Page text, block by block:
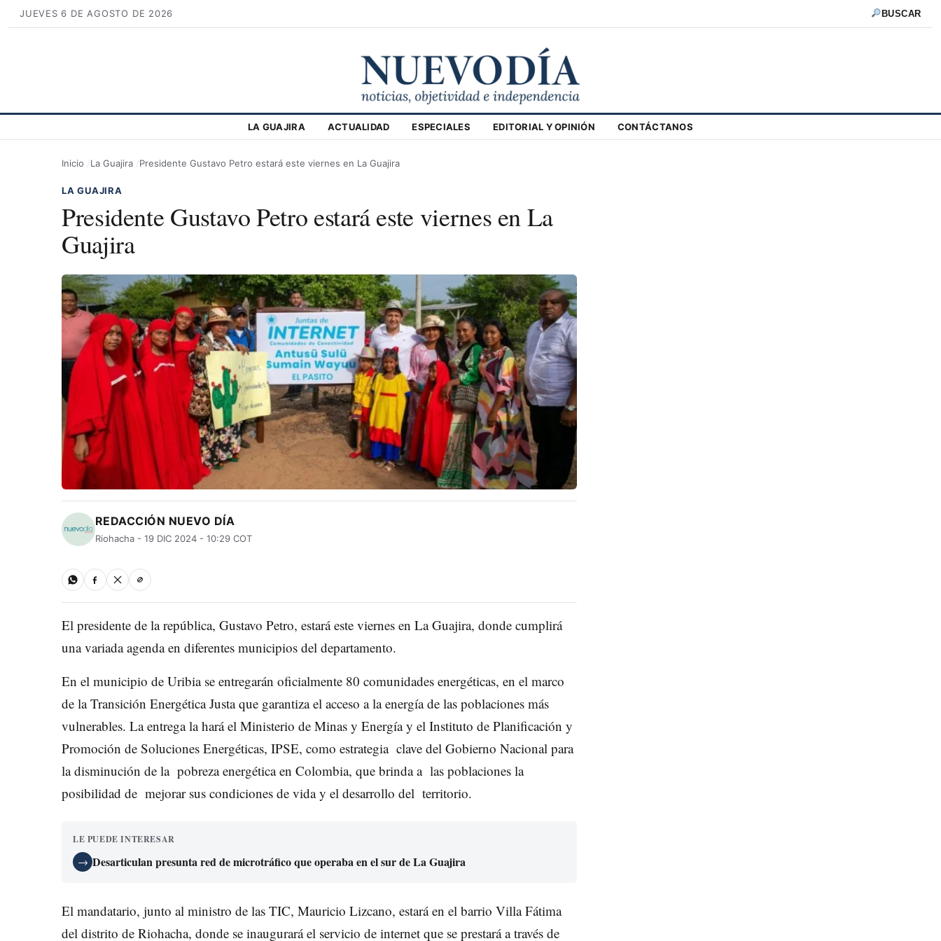
JUEVES 6 DE AGOSTO DE 2026 BUSCAR
LA GUAJIRA ACTUALIDAD ESPECIALES EDITORIAL Y OPINIÓN CONTÁCTANOS
Inicio La Guajira Presidente Gustavo Petro estará este viernes en La Guajira
LA GUAJIRA
Presidente Gustavo Petro estará este viernes en La
Guajira
REDACCIÓN NUEVO DÍA
Riohacha - 19 DIC 2024 - 10:29 COT
El presidente de la república, Gustavo Petro, estará este viernes en La Guajira, donde cumplirá
una variada agenda en diferentes municipios del departamento.
En el municipio de Uribia se entregarán oficialmente 80 comunidades energéticas, en el marco
de la Transición Energética Justa que garantiza el acceso a la energía de las poblaciones más
vulnerables. La entrega la hará el Ministerio de Minas y Energía y el Instituto de Planificación y
Promoción de Soluciones Energéticas, IPSE, como estrategia clave del Gobierno Nacional para
la disminución de la pobreza energética en Colombia, que brinda a las poblaciones la
posibilidad de mejorar sus condiciones de vida y el desarrollo del territorio.
LE PUEDE INTERESAR
→ Desarticulan presunta red de microtráfico que operaba en el sur de La Guajira
El mandatario, junto al ministro de las TIC, Mauricio Lizcano, estará en el barrio Villa Fátima
del distrito de Riohacha, donde se inaugurará el servicio de internet que se prestará a través de